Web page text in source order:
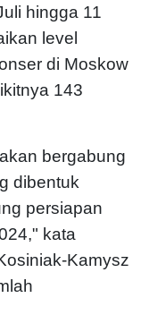
hingga 11
level
di Moskow
143
akan bergabung
dibentuk
persiapan
kata
Kamysz